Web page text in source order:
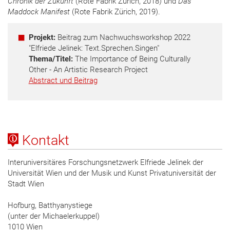
Maddock Manifest (Rote Fabrik Zürich, 2019).
Projekt: Beitrag zum Nachwuchsworkshop 2022
"Elfriede Jelinek: Text.Sprechen.Singen"
Thema/Titel:The Importance of Being Culturally
Other - An Artistic Research Project
Abstract und Beitrag
Kontakt
Interuniversitäres Forschungsnetzwerk Elfriede Jelinek der
Universität Wien und der Musik und Kunst Privatuniversität der
Stadt Wien
Hofburg, Batthyanystiege
(unter der Michaelerkuppel)
1010 Wien